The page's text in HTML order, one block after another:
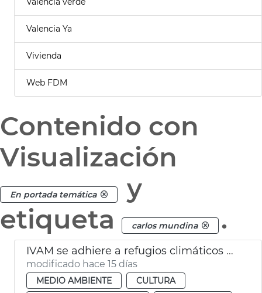
Valencia Ya
Vivienda
Web FDM
Contenido con
Visualización
En portada temática
y
etiqueta
carlos mundina .
IVAM se adhiere a refugios climáticos València
modificado hace 15 días
MEDIO AMBIENTE
CULTURA